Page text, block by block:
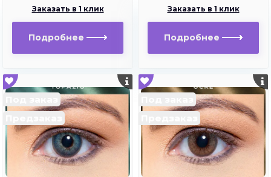
Заказать в 1 клик
Подробнее
Заказать в 1 клик
Подробнее